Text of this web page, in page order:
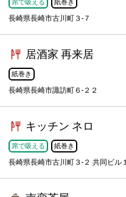
席で吸える 紙巻き
長崎県長崎市古川町３-７
居酒家 再来居
紙巻き
長崎県長崎市諏訪町６-２２
キッチン ネロ
席で吸える 紙巻き
長崎県長崎市古川町３-２ 共同ビル